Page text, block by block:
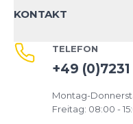
KONTAKT
TELEFON
+49
Montag-
Freitag: 08:00 -